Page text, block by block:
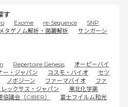
す
Exome re-Sequence
SNP
メタゲノム解析・菌叢解析
サンガーシ
Repertoire Genesis
オーピーバイ
ー・ジャパン コスモ・バイオ
セツ
ノボジーン ファーマバイオ
ファ
レックサス・ジャパン
東北化学薬
議会（CIBER）
富士フイルム和光